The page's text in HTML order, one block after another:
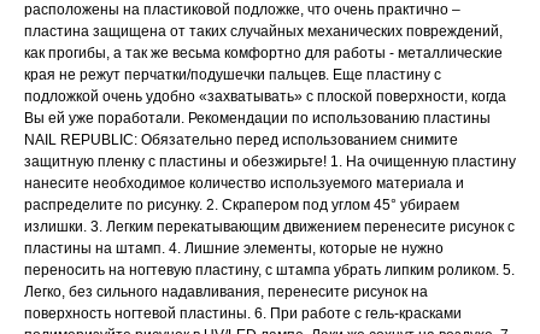
расположены на пластиковой подложке, что очень практично –
пластина защищена от таких случайных механических повреждений,
как прогибы, а так же весьма комфортно для работы - металлические
края не режут перчатки/подушечки пальцев. Еще пластину с
подложкой очень удобно «захватывать» с плоской поверхности, когда
Вы ей уже поработали. Рекомендации по использованию пластины
NAIL REPUBLIC: Обязательно перед использованием снимите
защитную пленку с пластины и обезжирьте! 1. На очищенную пластину
нанесите необходимое количество используемого материала и
распределите по рисунку. 2. Скрапером под углом 45° убираем
излишки. 3. Легким перекатывающим движением перенесите рисунок с
пластины на штамп. 4. Лишние элементы, которые не нужно
переносить на ногтевую пластину, с штампа убрать липким роликом. 5.
Легко, без сильного надавливания, перенесите рисунок на
поверхность ногтевой пластины. 6. При работе с гель-красками